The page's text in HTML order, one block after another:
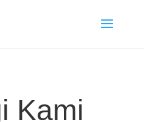
Kami